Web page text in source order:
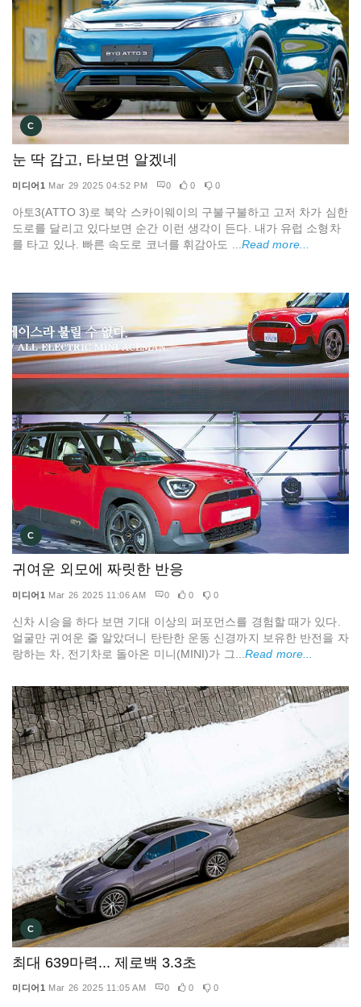
C
눈 딱 감고, 타보면 알겠네
미디어1 Mar 29 2025 04:52 PM 0 0 0
아토3(ATTO 3)로 북악 스카이웨이의 구불구불하고 고저 차가 심한
도로를 달리고 있다보면 순간 이런 생각이 든다. 내가 유럽 소형차
를 타고 있나. 빠른 속도로 코너를 휘감아도 ... Read more...
C
귀여운 외모에 짜릿한 반응
미디어1 Mar 26 2025 11:06 AM 0 0 0
신차 시승을 하다 보면 기대 이상의 퍼포먼스를 경험할 때가 있다.
얼굴만 귀여운 줄 알았더니 탄탄한 운동 신경까지 보유한 반전을 자
랑하는 차, 전기차로 돌아온 미니(MINI)가 그... Read more...
C
최대 639마력... 제로백 3.3초
미디어1 Mar 26 2025 11:05 AM 0 0 0